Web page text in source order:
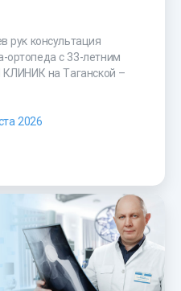
рук консультация
ортопеда с 33-летним
на Таганской –
2026